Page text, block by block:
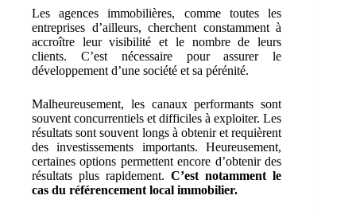
Les agences immobilières, comme toutes les
entreprises d’ailleurs, cherchent constamment à
accroître leur visibilité et le nombre de leurs
clients. C’est nécessaire pour assurer le
développement d’une société et sa pérénité.
Malheureusement, les canaux performants sont
souvent concurrentiels et difficiles à exploiter. Les
résultats sont souvent longs à obtenir et requièrent
des investissements importants. Heureusement,
certaines options permettent encore d’obtenir des
résultats plus rapidement.C’est notamment le
cas du référencement local immobilier.